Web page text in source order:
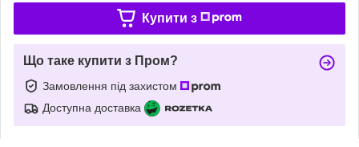
Купити з
Що таке купити з Пром?
Замовлення під захистом
Доступна доставка